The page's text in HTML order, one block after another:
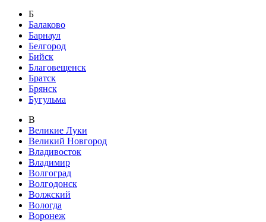
Б
Балаково
Барнаул
Белгород
Бийск
Благовещенск
Братск
Брянск
Бугульма
В
Великие Луки
Великий Новгород
Владивосток
Владимир
Волгоград
Волгодонск
Волжский
Вологда
Воронеж